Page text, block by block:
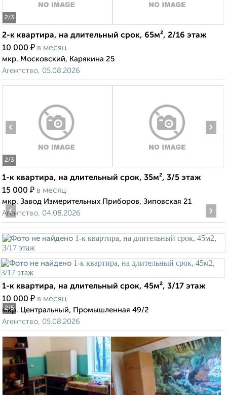
2/3
2-к квартира, на длительный срок, 65м², 2/16 этаж
10 000 ₽ в месяц
мкр. Московский, Карякина 25
Агентство, 05.08.2026
2/3
‹ ›
1-к квартира, на длительный срок, 35м², 3/5 этаж
15 000 ₽ в месяц
мкр. Завод Измерительных Приборов, Зиповская 21
Агентство, 04.08.2026
2/5
‹ ›
1-к квартира, на длительный срок, 45м², 3/17 этаж
10 000 ₽ в месяц
мкр. Центральный, Промышленная 49/2
Агентство, 05.08.2026